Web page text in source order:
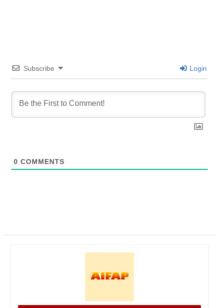
Subscribe Login
0 COMMENTS